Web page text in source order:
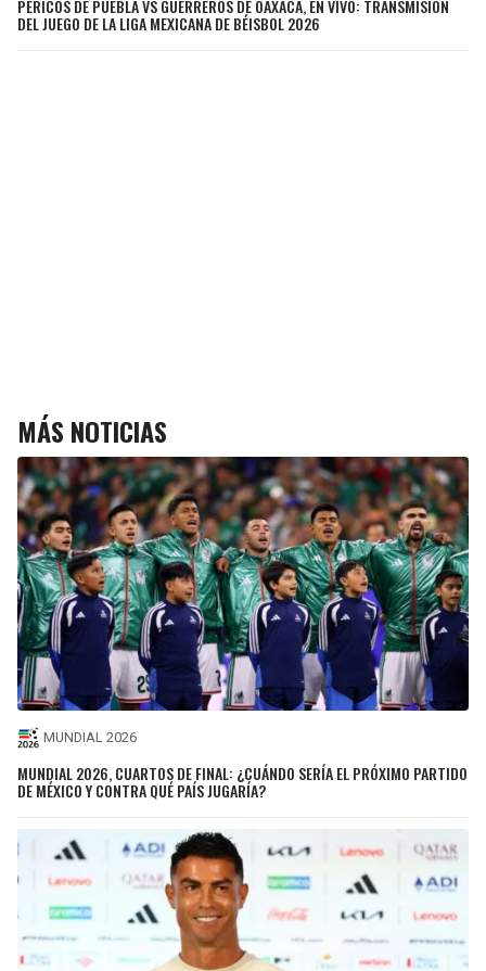
PERICOS DE PUEBLA VS GUERREROS DE OAXACA, EN VIVO: TRANSMISIÓN
DEL JUEGO DE LA LIGA MEXICANA DE BÉISBOL 2026
MÁS NOTICIAS
MUNDIAL 2026
MUNDIAL 2026, CUARTOS DE FINAL: ¿CUÁNDO SERÍA EL PRÓXIMO PARTIDO
DE MÉXICO Y CONTRA QUÉ PAÍS JUGARÍA?